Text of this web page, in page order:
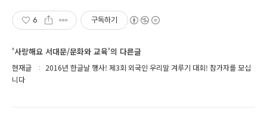
6 구독하기
'사랑해요 서대문/문화와 교육'의 다른글
현재글
2016년 한글날 행사! 제3회 외국인 우리말 겨루기 대회! 참가자를 모십
니다